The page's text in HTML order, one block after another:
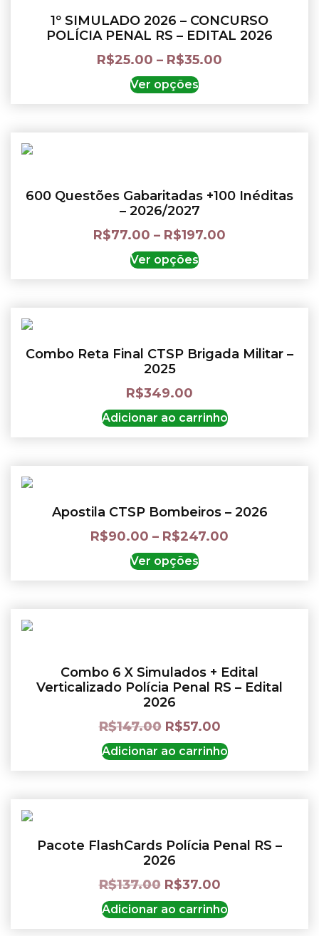
1º SIMULADO 2026 – CONCURSO
POLÍCIA PENAL RS – EDITAL 2026
R$25.00 – R$35.00
Ver opções
600 Questões Gabaritadas +100 Inéditas
– 2026/2027
R$77.00 – R$197.00
Ver opções
Combo Reta Final CTSP Brigada Militar –
2025
R$349.00
Adicionar ao carrinho
Apostila CTSP Bombeiros – 2026
R$90.00 – R$247.00
Ver opções
Combo 6 X Simulados + Edital
Verticalizado Polícia Penal RS – Edital
2026
R$147.00 R$57.00
Adicionar ao carrinho
Pacote FlashCards Polícia Penal RS –
2026
R$137.00 R$37.00
Adicionar ao carrinho